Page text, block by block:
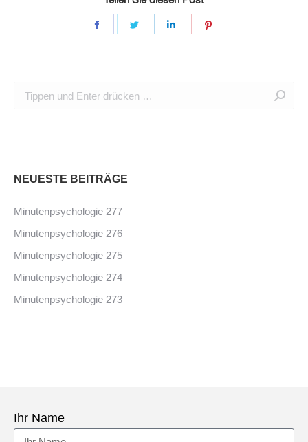
NEUESTE BEITRÄGE
Minutenpsychologie 277
Minutenpsychologie 276
Minutenpsychologie 275
Minutenpsychologie 274
Minutenpsychologie 273
Ihr Name